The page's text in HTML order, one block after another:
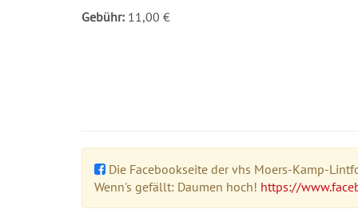
Gebühr: 11,00 €
Die Facebookseite der vhs Moers-Kamp-
Wenn's gefällt: Daumen hoch! https://